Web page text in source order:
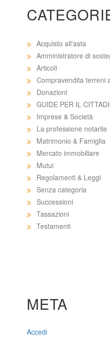
Acquisto all'asta
Amministratore di
Articoli
Compravendita terreni
Donazioni
GUIDE PER IL
Imprese & Società
La professione notarile
Matrimonio & Famiglia
Mercato immobiliare
Mutui
Regolamenti & Leggi
Senza categoria
Successioni
Tassazioni
Testamenti
META
Accedi